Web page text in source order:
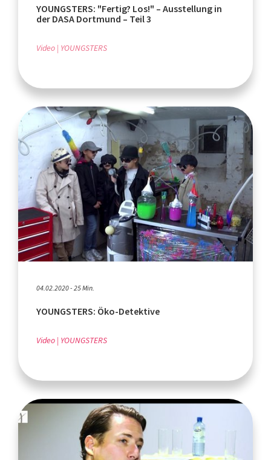
YOUNGSTERS: "Fertig? Los!" – Ausstellung in
der DASA Dortmund – Teil 3
Video YOUNGSTERS
04.02.2020 - 25 Min.
YOUNGSTERS: Öko-Detektive
Video YOUNGSTERS